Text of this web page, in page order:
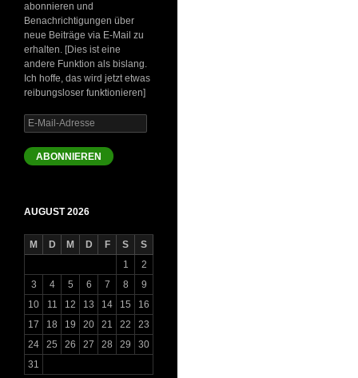
abonnieren und
Benachrichtigungen über
neue Beiträge via E-Mail zu
erhalten. [Dies ist eine
andere Funktion als bislang.
Ich hoffe, das wird jetzt etwas
reibungsloser funktionieren]
E-
Mail-
Adresse
ABONNIEREN
AUGUST 2026
M D M D F S
S
1
2
3
4 5 6 7 8
9
10
11 12 13 14 15
16
17
18 19 20 21 22
23
24
25 26 27 28 29
30
31